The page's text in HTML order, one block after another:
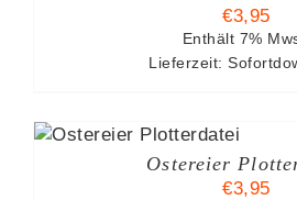
€3,95
Enthält 7%
Lieferzeit:
Ostereier
€3,95